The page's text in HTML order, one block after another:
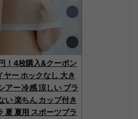
！4枚購入&クーポン
ー ホックなし 大き
アー 冷感 涼しい ブラ
い 楽ちん カップ付き
夏 夏用 スポーツブラ